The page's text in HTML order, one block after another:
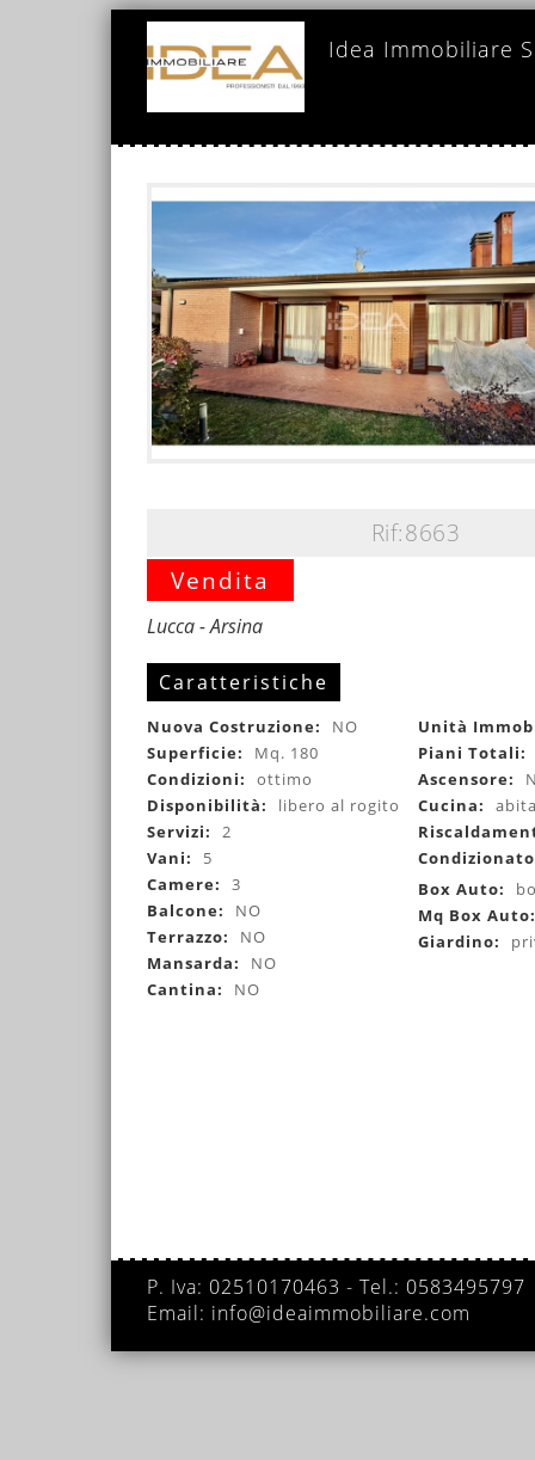
Idea Immobiliare
Rif:8663
Vendita
Lucca - Arsina
Caratteristiche
Nuova Costruzione:
NO
Superficie:
Mq. 180
Condizioni:
ottimo
Disponibilità:
libero al rogito
Servizi:
2
Vani:
5
Camere:
3
Balcone:
NO
Terrazzo:
NO
Mansarda:
NO
Cantina:
NO
Unità
Piani Totali:
Ascensore:
Cucina:
Box Auto:
Mq Box
Giardino:
P. Iva: 02510170463 - Tel.: 0583495797
Email: info@ideaimmobiliare.com